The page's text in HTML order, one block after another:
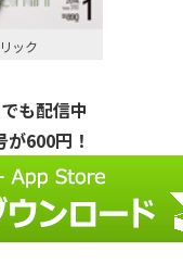
ック
も配信中
600円！